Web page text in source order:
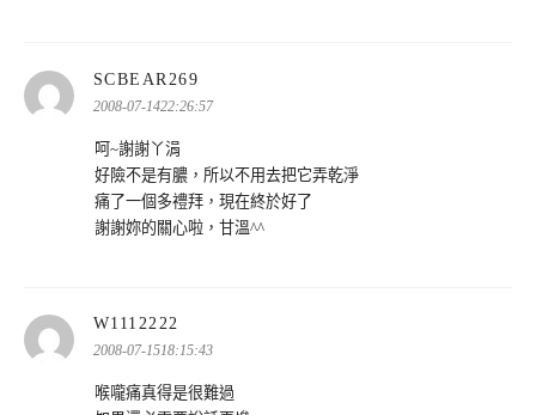
SCBEAR269
示:
2008-07-1422:26:57
呵~謝謝丫涓
好險不是有膿，所以不用去把它弄乾淨
痛了一個多禮拜，現在終於好了
謝謝妳的關心啦，甘溫^^
W1112222
示:
2008-07-1518:15:43
喉嚨痛真得是很難過